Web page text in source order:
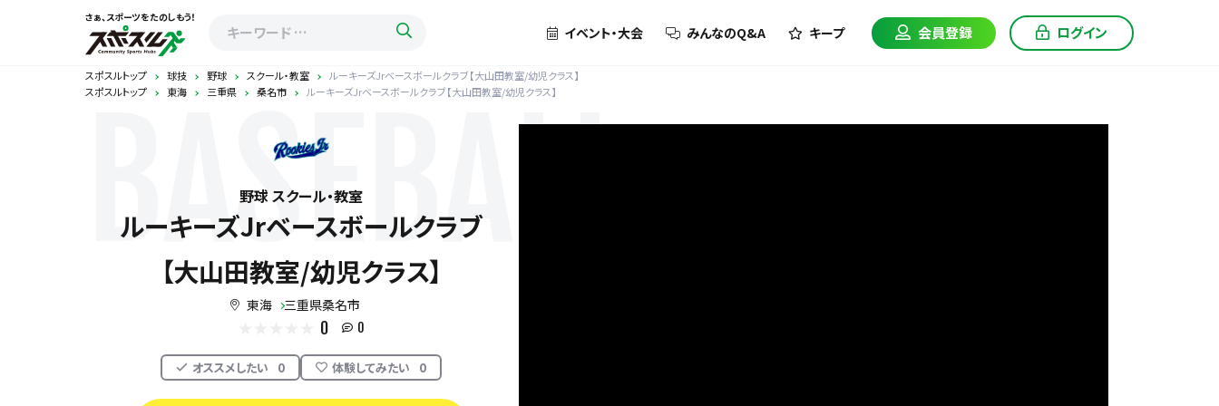
さぁ、スポーツをたのしもう！
イベント・大会 みんなのQ&A キープ 会員登録 ログイン
スポスルトップ 球技 野球 スクール・教室
ルーキーズJrベースボールクラブ【大山田教室/幼児クラス】
スポスルトップ
東海 三重県 桑名市 ルーキーズJrベースボールクラブ【大山田教室/幼児クラス】
BASEBALL
野球 スクール・教室
ルーキーズJrベースボールクラブ
【大山田教室/幼児クラス】
東海 三重県桑名市
0 0
オススメしたい 0 体験してみたい 0